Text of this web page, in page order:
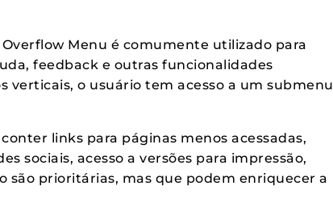
Menu é comumente utilizado para
feedback e outras funcionalidades
verticais, o usuário tem acesso a um submenu
links para páginas menos acessadas,
sociais, acesso a versões para impressão,
são prioritárias, mas que podem enriquecer a